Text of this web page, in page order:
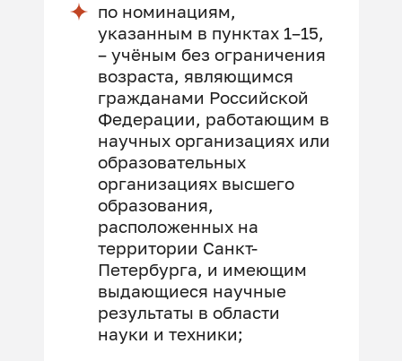
по номинациям,
указанным в пунктах 1–15,
– учёным без ограничения
возраста, являющимся
гражданами Российской
Федерации, работающим в
научных организациях или
образовательных
организациях высшего
образования,
расположенных на
территории Санкт-
Петербурга, и имеющим
выдающиеся научные
результаты в области
науки и техники;